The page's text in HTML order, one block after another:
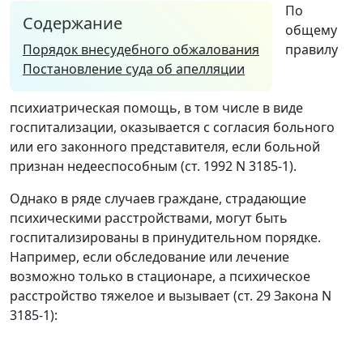
Содержание
Порядок внесудебного обжалования
Постановление суда об апелляции
По
общему
правилу
психиатрическая помощь, в том числе в виде
госпитализации, оказывается с согласия больного
или его законного представителя, если больной
признан недееспособным (ст. 1992 N 3185-1).
Однако в ряде случаев граждане, страдающие
психическими расстройствами, могут быть
госпитализированы в принудительном порядке.
Например, если обследование или лечение
возможно только в стационаре, а психическое
расстройство тяжелое и вызывает (ст. 29 Закона N
3185-1):